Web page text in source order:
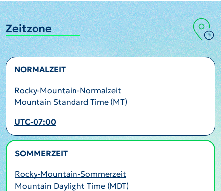
Zeitzone
NORMALZEIT
Rocky-Mountain-Normalzeit
Mountain Standard Time (MT)
UTC-07:00
SOMMERZEIT
Rocky-Mountain-Sommerzeit
Mountain Daylight Time (MDT)